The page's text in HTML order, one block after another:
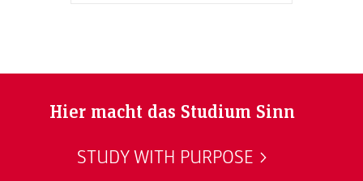
Hier macht das Studium Sinn
STUDY WITH PURPOSE